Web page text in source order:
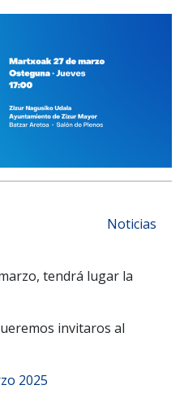
Noticias
tendrá lugar la
invitaros al
2025